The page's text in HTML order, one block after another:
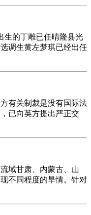
生的丁雕已任晴隆县光
调生黄左梦琪已经出任
有关制裁是没有国际法
已向英方提出严正交
域甘肃、内蒙古、山
不同程度的旱情。针对